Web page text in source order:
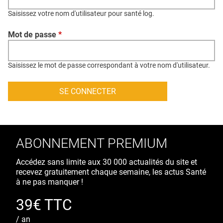
CONTACT
CRÉDITS
Saisissez votre nom d'utilisateur pour santé log.
Mot de passe *
Saisissez le mot de passe correspondant à votre nom d'utilisateur.
ABONNEMENT PREMIUM
Accédez sans limite aux 30 000 actualités du site et
recevez gratuitement chaque semaine, les actus Santé
à ne pas manquer !
39€ TTC
/ an